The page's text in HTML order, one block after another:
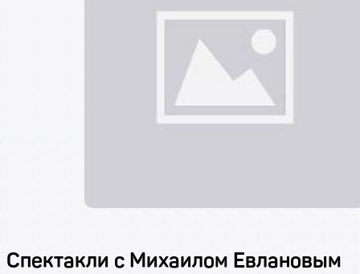
Спектакли с Михаилом Евлановым